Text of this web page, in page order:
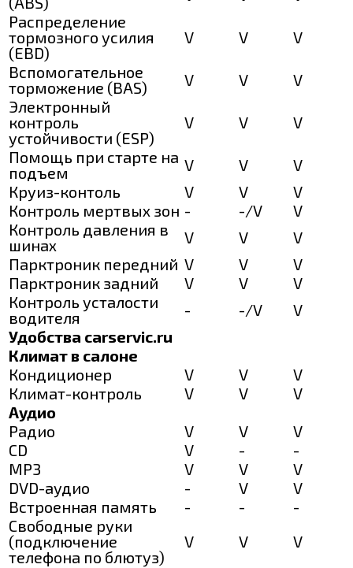
Распределение
тормозного усилия
(EBD)
V V
V
Вспомогательное
торможение (BAS)
V V
V
Электронный
контроль
устойчивости (ESP)
V V
V
Помощь при старте на
подъем
V V
V
Круиз-контоль
V V
V
Контроль мертвых зон - -/V
V
Контроль давления в
шинах
V V
V
Парктроник передний V V
V
Парктроник задний
V V
V
Контроль усталости
водителя
- -/V
V
Удобства carservic.ru
Климат в салоне
Кондиционер
V V
V
Климат-контроль
V V
V
Аудио
Радио
V V
V
CD
V -
-
MP3
V V
V
DVD-аудио
- V
V
Встроенная память
- -
-
Свободные руки
(подключение
телефона по блютуз)
V V
V